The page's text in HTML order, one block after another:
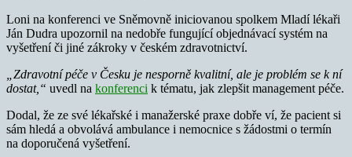
Loni na konferenci ve Sněmovně iniciovanou spolkem Mladí lékaři
Ján Dudra upozornil na nedobře fungující objednávací systém na
vyšetření či jiné zákroky v českém zdravotnictví.
„Zdravotní péče v Česku je nesporně kvalitní, ale je problém se k ní
dostat,“ uvedl na konferenci k tématu, jak zlepšit management péče.
Dodal, že ze své lékařské i manažerské praxe dobře ví, že pacient si
sám hledá a obvolává ambulance i nemocnice s žádostmi o termín
na doporučená vyšetření.